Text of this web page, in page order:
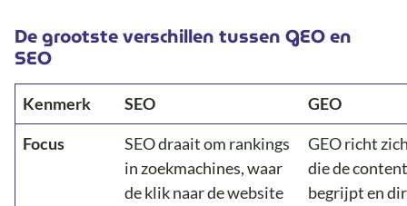
De grootste verschillen tussen GEO en
SEO
Kenmerk SEO
GEO
Focus
SEO draait om rankings
in zoekmachines, waar
de klik naar de website
GEO richt
die de content
begrijpt en